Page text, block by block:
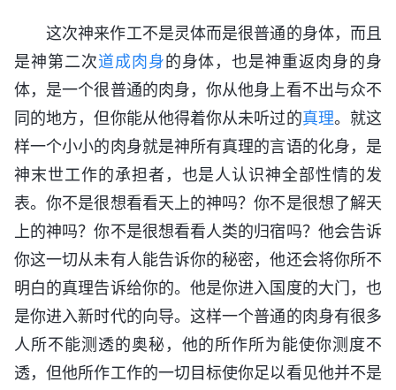
这次神来作工不是灵体而是很普通的身体，而且
是神第二次道成肉身的身体，也是神重返肉身的身
体，是一个很普通的肉身，你从他身上看不出与众不
同的地方，但你能从他得着你从未听过的真理。就这
样一个小小的肉身就是神所有真理的言语的化身，是
神末世工作的承担者，也是人认识神全部性情的发
表。你不是很想看看天上的神吗？你不是很想了解天
上的神吗？你不是很想看看人类的归宿吗？他会告诉
你这一切从未有人能告诉你的秘密，他还会将你所不
明白的真理告诉给你的。他是你进入国度的大门，也
是你进入新时代的向导。这样一个普通的肉身有很多
人所不能测透的奥秘，他的所作所为能使你测度不
透，但他所作工作的一切目标使你足以看见他并不是